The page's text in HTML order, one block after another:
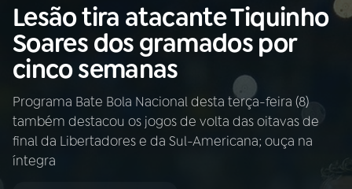
Buscar
na
Rádio
Nacional
Buscar
AO VIVO
Lesão tira atacante Tiquinho
Soares dos gramados por
cinco semanas
Programa Bate Bola Nacional desta terça-feira (8)
também destacou os jogos de volta das oitavas de
final da Libertadores e da Sul-Americana; ouça na
íntegra